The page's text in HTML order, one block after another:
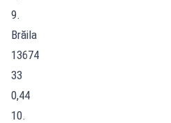
9.
Brăila
13674
33
0,44
10.